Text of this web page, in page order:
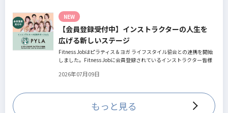
フィットネスクラブのキャンペーンや違約金制度はお客様を大切に
する仕組みだろうか！？資金が底をつく恐怖と闘いながらもお客様
との絆を築き上げた秘訣とは？
NEW
【会員登録受付中】インストラクターの人生を
広げる新しいステージ
Fitness Jobはピラティス＆ヨガ ライフスタイル協会との連携を開始
しました。Fitness Jobに会員登録されているインストラクター皆様
していきます。
2026年07月09日
もっと見る